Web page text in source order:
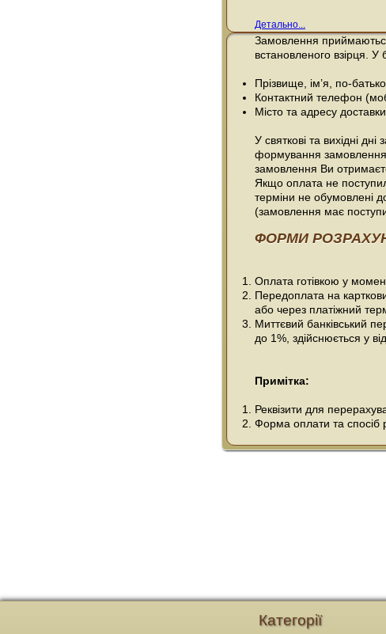
Детально...
Замовлення
встановленого взірця. У
Прізвище, ім’я, по-
Контактний телефон
Місто та адресу
У святкові та вихідні
формування замовлення
замовлення Ви
Якщо оплата не
терміни не обумовлені
(замовлення має
ФОРМИ
Оплата готівкою у
Передоплата на
або через платіжний
Миттєвий банківський
до 1%, здійснюється у
Примітка:
Реквізити для
Форма оплати та спосіб
Категорії